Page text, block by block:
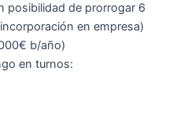
posibilidad de prorrogar 6
en empresa)
b/año)
en turnos: